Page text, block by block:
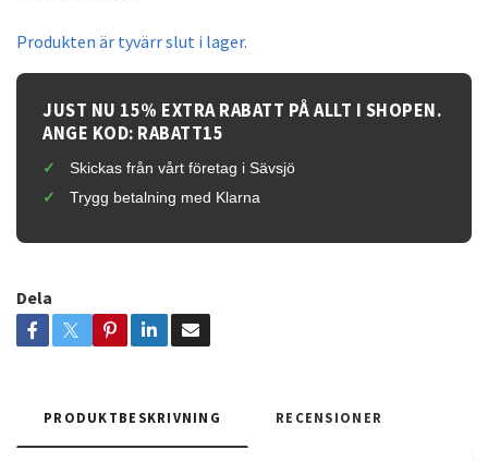
Produkten är tyvärr slut i lager.
JUST NU 15% EXTRA RABATT PÅ ALLT I SHOPEN.
ANGE KOD: RABATT15
Skickas från vårt företag i Sävsjö
Trygg betalning med Klarna
Dela
PRODUKTBESKRIVNING RECENSIONER